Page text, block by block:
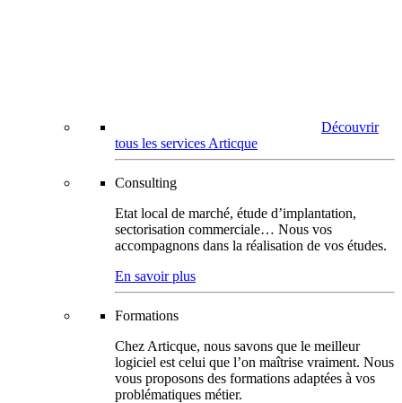
Découvrir
tous les services Articque
Consulting
Etat local de marché, étude d’implantation,
sectorisation commerciale… Nous vos
accompagnons dans la réalisation de vos études.
En savoir plus
Formations
Chez Articque, nous savons que le meilleur
logiciel est celui que l’on maîtrise vraiment. Nous
vous proposons des formations adaptées à vos
problématiques métier.